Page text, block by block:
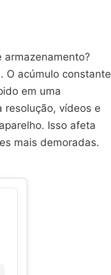
O acúmulo constante
em uma
resolução, vídeos e
Isso afeta
mais demoradas.